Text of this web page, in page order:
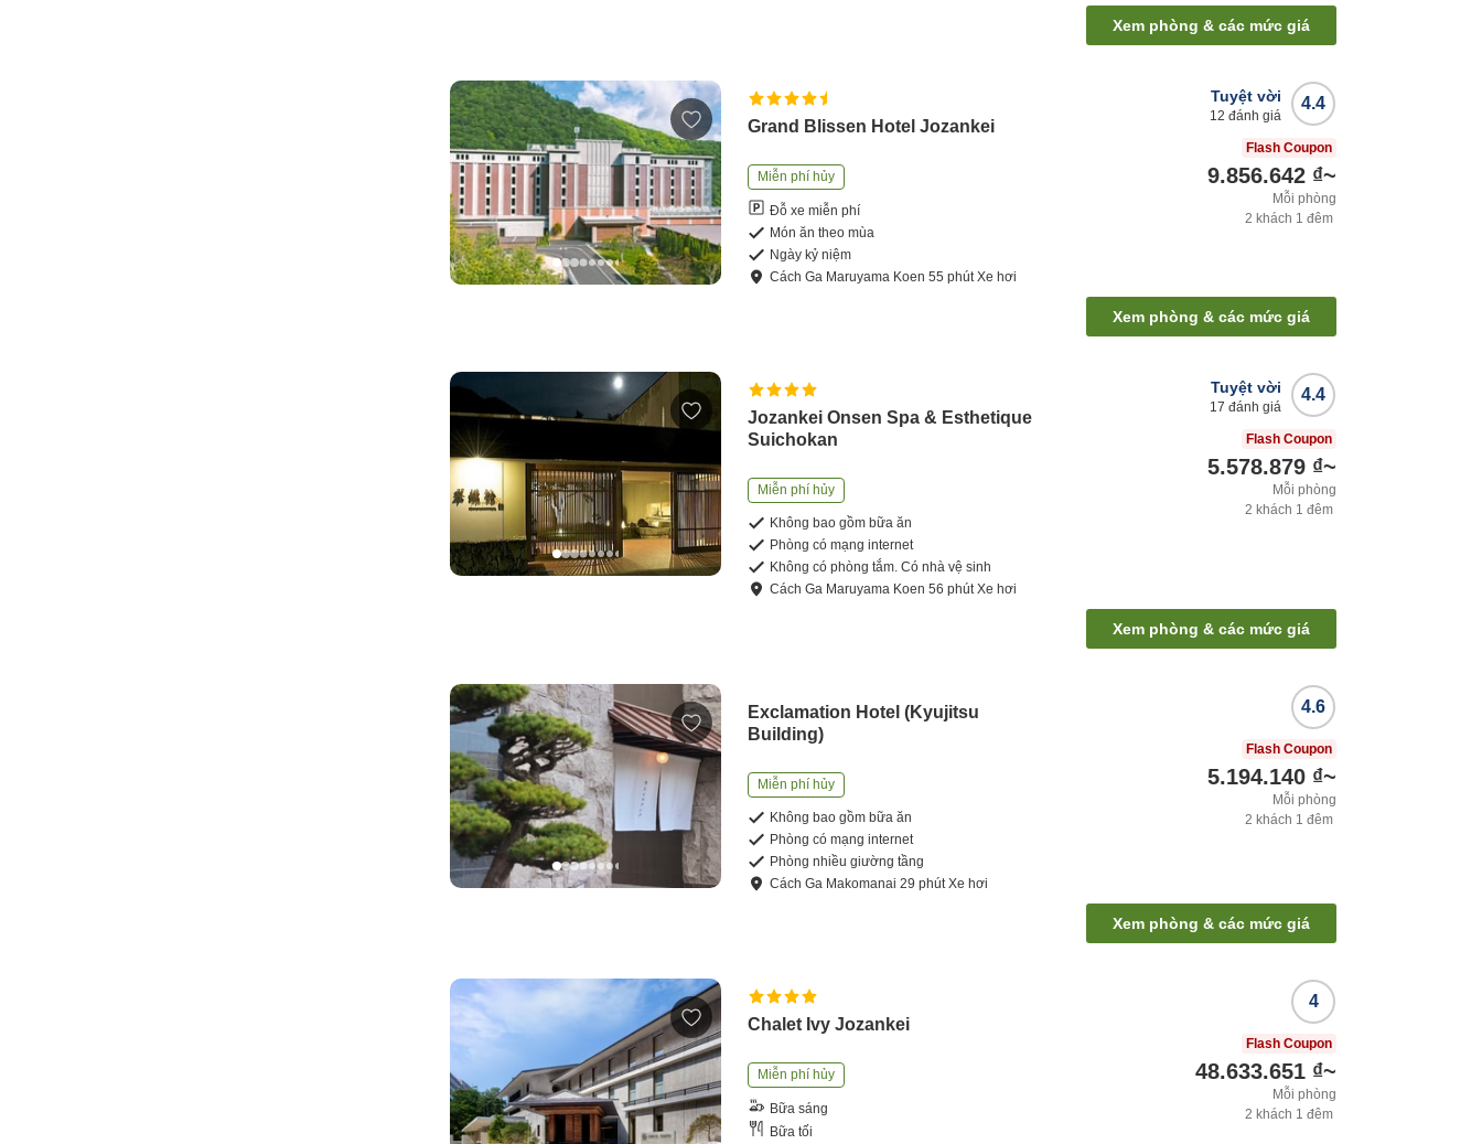
Xem phòng & các mức giá
Grand Blissen Hotel Jozankei
Miễn phí hủy
Đỗ xe miễn phí
Món ăn theo mùa
Ngày kỷ niệm
CáchGa Maruyama Koen55 phútXe hơi
4.4
Tuyệt vời
12 đánh giá
Flash Coupon
9.856.642 ₫~
Mỗi phòng
2 khách 1 đêm
Xem phòng & các mức giá
Jozankei Onsen Spa & Esthetique
Suichokan
Miễn phí hủy
Không bao gồm bữa ăn
Phòng có mạng internet
Không có phòng tắm. Có nhà vệ sinh
CáchGa Maruyama Koen56 phútXe hơi
4.4
Tuyệt vời
17 đánh giá
Flash Coupon
5.578.879 ₫~
Mỗi phòng
2 khách 1 đêm
Xem phòng & các mức giá
Exclamation Hotel (Kyujitsu
Building)
Miễn phí hủy
Không bao gồm bữa ăn
Phòng có mạng internet
Phòng nhiều giường tầng
CáchGa Makomanai29 phútXe hơi
4.6
Flash Coupon
5.194.140 ₫~
Mỗi phòng
2 khách 1 đêm
Xem phòng & các mức giá
Chalet Ivy Jozankei
Miễn phí hủy
Bữa sáng
Bữa tối
4
Flash Coupon
48.633.651 ₫~
Mỗi phòng
2 khách 1 đêm